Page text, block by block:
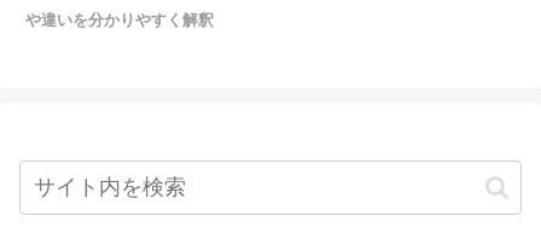
や違いを分かりやすく解釈